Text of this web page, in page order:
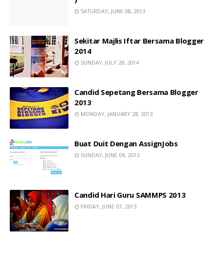
SATURDAY, JUNE 08, 2013
Sekitar Majlis Iftar Bersama Blogger
2014
SUNDAY, JULY 20, 2014
Candid Sepetang Bersama Blogger
2013
MONDAY, JANUARY 28, 2013
Buat Duit Dengan AssignJobs
SUNDAY, JUNE 09, 2013
Candid Hari Guru SAMMPS 2013
FRIDAY, JUNE 07, 2013